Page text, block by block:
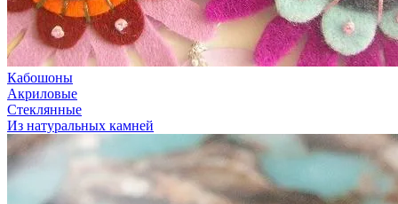
Кабошоны
Акриловые
Стеклянные
Из натуральных камней